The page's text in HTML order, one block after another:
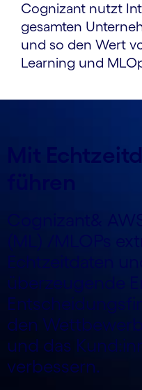
Cognizant nutzt
gesamten
und so den Wert
Learning und
Mit
Cognizant&
(ML) /MLOPs
Echtzeitdaten
überzeugende
den
und das
verbessern.